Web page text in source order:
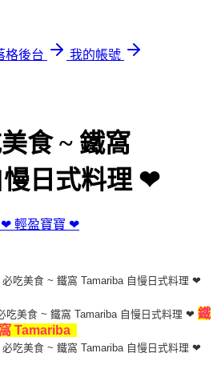
格後台
我的帳號
食 ~ 鐵窩
日式料理 ❤
❤ 輕盈寶寶 ❤
鐵
窩 Tamariba